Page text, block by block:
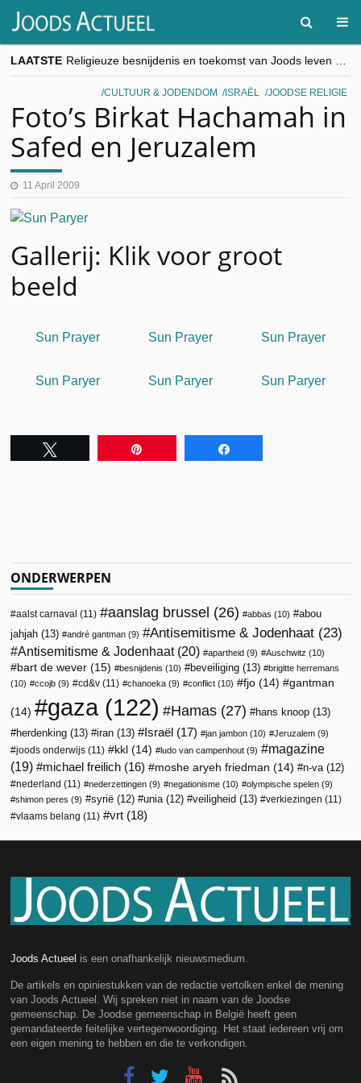
LAATSTE
“Besnijdenisdebat toont hoe moeilijk seculiere Westen minderheden begrijpt”, Jinnih Beels (Vooruit)
CITYTRIP | ROEMENIË – Boekarest: de verrassing van Oost-Europa
goKosher lanceert nieuwe website en samenwerking met Mishpacha voor kosher travel en simchas wereldwijd
CULTUUR & JODENDOM ISRAËL JOODSE RELIGIE
Foto’s Birkat Hachamah in
Safed en Jeruzalem
11 April 2009
Gallerij: Klik voor groot
beeld
Sun Prayer Sun Prayer Sun Prayer
Sun Paryer Sun Paryer Sun Paryer
ONDERWERPEN
aalst carnaval (11) aanslag brussel (26) abbas (10)
abou
jahjah (13) andré gantman (9) Antisemitisme & Jodenhaat (23)
Antisemitisme & Jodenhaat(20) apartheid (9) Auschwitz (10)
bart de wever (15) besnijdenis (10) beveiliging (13)
brigitte herremans
(10)
ccojb (9) cd&v (11) chanoeka (9) conflict (10) fjo (14) gantman
(14) gaza (122) Hamas (27) hans knoop (13)
herdenking (13) iran (13) Israël (17) jan jambon (10) Jeruzalem (9)
joods onderwijs (11) kkl (14) ludo van campenhout (9)
magazine
(19)
michael freilich (16) moshe aryeh friedman (14) n-va (12)
nederland (11) nederzettingen (9) negationisme (10) olympische spelen (9)
shimon peres (9) syrië (12) unia (12) veiligheid (13) verkiezingen (11)
vlaams belang (11) vrt (18)
Joods Actueel is een onafhankelijk nieuwsmedium.
De artikels en opiniestukken van de redactie vertolken enkel de mening
van Joods Actueel. Wij spreken niet in naam van de Joodse
gemeenschap. De Joodse gemeenschap in België heeft geen
gemandateerde feitelijke vertegenwoordiging. Het staat iedereen vrij om
een eigen mening te hebben en die te verkondigen.